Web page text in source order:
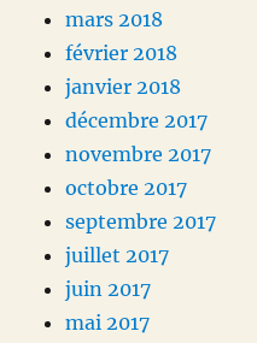
mars 2018
février 2018
janvier 2018
décembre 2017
novembre 2017
octobre 2017
septembre 2017
juillet 2017
juin 2017
mai 2017